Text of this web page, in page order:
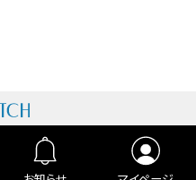
リシー
cookieポリシー